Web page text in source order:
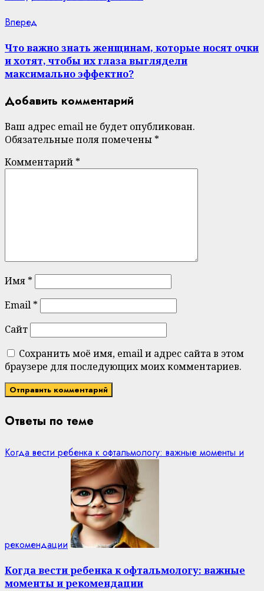
Вперед
Что важно знать женщинам, которые носят очки
и хотят, чтобы их глаза выглядели
максимально эффектно?
Добавить комментарий
Ваш адрес email не будет опубликован.
Обязательные поля помечены *
Комментарий *
Имя *
Email *
Сайт
Сохранить моё имя, email и адрес сайта в этом
браузере для последующих моих комментариев.
Ответы по теме
Когда вести ребенка к офтальмологу: важные моменты и
рекомендации
Когда вести ребенка к офтальмологу: важные
моменты и рекомендации